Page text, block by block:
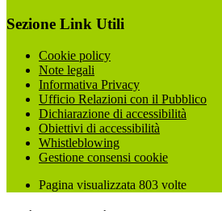
Sezione Link Utili
Cookie policy
Note legali
Informativa Privacy
Ufficio Relazioni con il Pubblico
Dichiarazione di accessibilità
Obiettivi di accessibilità
Whistleblowing
Gestione consensi cookie
Pagina visualizzata 803 volte